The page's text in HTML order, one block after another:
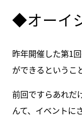
◆オーイ
昨年開催した第1
ができるというこ
前回ですらあれだ
んて、イベントに